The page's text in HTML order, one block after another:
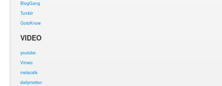
BlogGang
Tumblr
GotoKnow
VIDEO
youtube
Vimeo
metacafe
dailymotion